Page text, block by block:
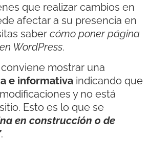
que realizar cambios en
afectar a su presencia en
saber cómo poner página
WordPress.
mostrar una
e informativa indicando que
y no está
Esto es lo que se
en construcción o de
.